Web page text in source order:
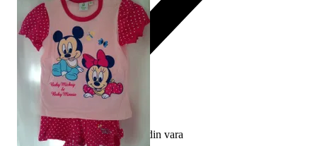
Ersättning om du inte får din vara